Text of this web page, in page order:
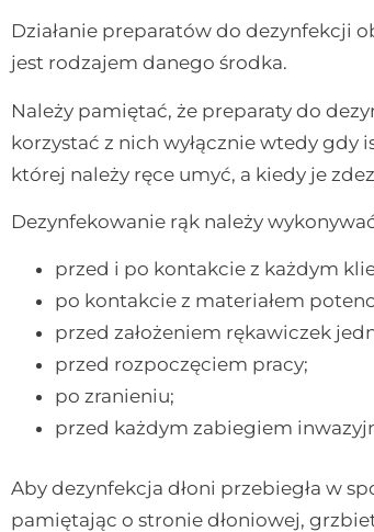
Działanie preparatów do dezynfekcji
jest rodzajem danego środka.
Należy pamiętać, że preparaty do
korzystać z nich wyłącznie wtedy
której należy ręce umyć, a kiedy je
Dezynfekowanie rąk należy
przed i po kontakcie z każdym
po kontakcie z materiałem
przed założeniem rękawiczek
przed rozpoczęciem pracy;
po zranieniu;
przed każdym zabiegiem
Aby dezynfekcja dłoni przebiegła w
pamiętając o stronie dłoniowej,